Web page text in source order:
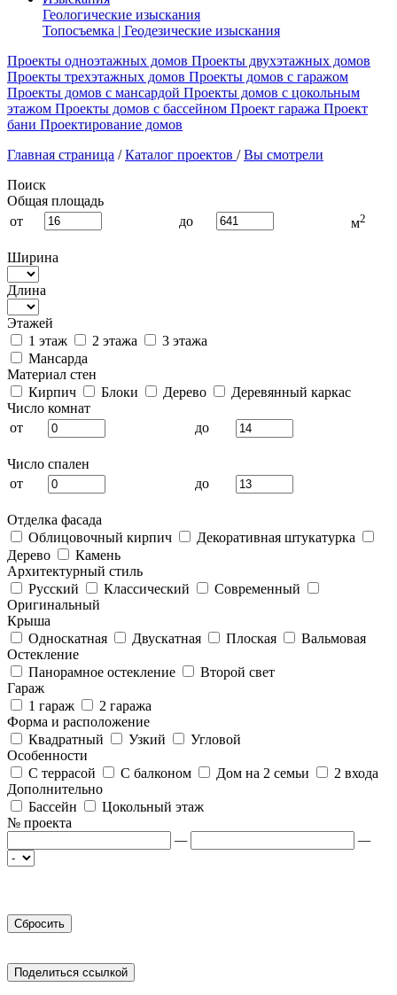
Геологические изыскания
Топосъемка | Геодезические изыскания
Проекты одноэтажных домов Проекты двухэтажных домов
Проекты трехэтажных домов Проекты домов с гаражом
Проекты домов с мансардой Проекты домов с цокольным
этажом Проекты домов с бассейном Проект гаража Проект
бани Проектирование домов
Главная страница / Каталог проектов / Вы смотрели
Поиск
Общая площадь
от
до м2
Ширина
Длина
Этажей
1 этаж
2 этажа
3 этажа
Мансарда
Материал стен
Кирпич
Блоки Дерево
Деревянный каркас
Число комнат
от
до
Число спален
от
до
Отделка фасада
Облицовочный кирпич
Декоративная штукатурка
Дерево
Камень
Архитектурный стиль
Русский
Классический
Современный
Оригинальный
Крыша
Односкатная
Двускатная Плоская
Вальмовая
Остекление
Панорамное остекление
Второй свет
Гараж
1 гараж
2 гаража
Форма и расположение
Квадратный
Узкий
Угловой
Особенности
С террасой
С балконом Дом на 2 семьи
2 входа
Дополнительно
Бассейн
Цокольный этаж
№ проекта
—
—
Поделиться ссылкой